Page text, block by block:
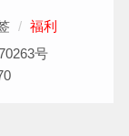
/ 福利
号